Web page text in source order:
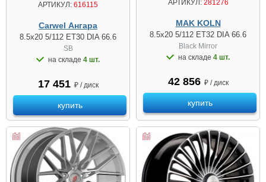
АРТИКУЛ: 616115
Carwel Ангара
8.5x20 5/112 ET30 DIA 66.6
SB
на складе 4 шт.
17 451 ₽ / диск
купить
АРТИКУЛ:281276
MAK KOLN
8.5x20 5/112 ET32 DIA 66.6
Black Mirror
на складе 4 шт.
42 856 ₽ / диск
купить